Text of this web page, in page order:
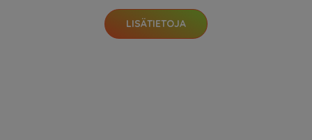
LISÄTIETOJA